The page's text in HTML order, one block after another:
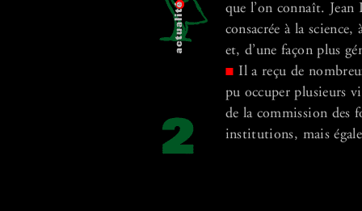
que l’on connaît.
consacrée à la
et, d’une façon plus
Il a reçu de
pu occuper plusieurs
de la commission des
institutions, mais